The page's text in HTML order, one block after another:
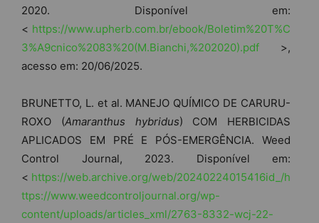
2020. Disponível em:
< https://www.upherb.com.br/ebook/Boletim%20T%C
3%A9cnico%2083%20(M.Bianchi,%202020).pdf >,
acesso em: 20/06/2025.
BRUNETTO, L. et al. MANEJO QUÍMICO DE CARURU-
ROXO (Amaranthus hybridus) COM HERBICIDAS
APLICADOS EM PRÉ E PÓS-EMERGÊNCIA. Weed
Control Journal, 2023. Disponível em:
< https://web.archive.org/web/20240224015416id_/h
ttps://www.weedcontroljournal.org/wp-
content/uploads/articles_xml/2763-8332-wcj-22-